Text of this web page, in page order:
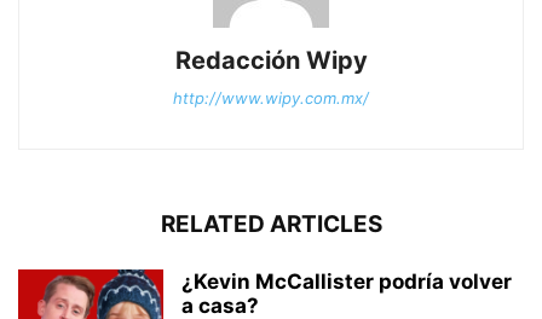
Redacción Wipy
http://www.wipy.com.mx/
RELATED ARTICLES
¿Kevin McCallister podría volver
a casa?